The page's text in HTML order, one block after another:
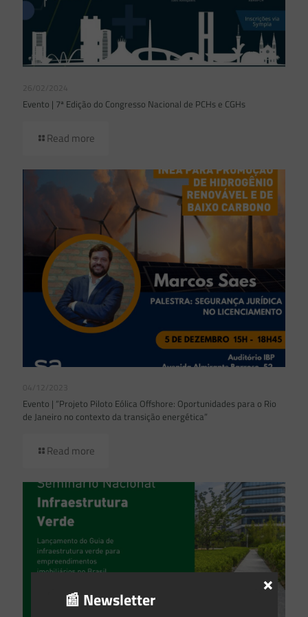
26/02/2024
Evento | 7ª Edição do Congresso Nacional de PCHs e CGHs
Read more
04/12/2023
Evento | “Projeto Piloto Eólica Offshore: Oportunidades para o Rio
de Janeiro no contexto da transição energética”
Read more
📰 Newsletter
×